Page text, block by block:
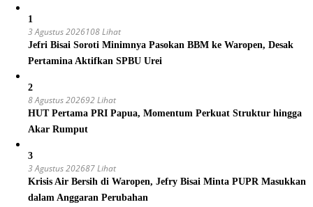
1
3 Agustus 2026108 Lihat
Jefri Bisai Soroti Minimnya Pasokan BBM ke Waropen, Desak
Pertamina Aktifkan SPBU Urei
2
8 Agustus 202692 Lihat
HUT Pertama PRI Papua, Momentum Perkuat Struktur hingga
Akar Rumput
3
3 Agustus 202687 Lihat
Krisis Air Bersih di Waropen, Jefry Bisai Minta PUPR Masukkan
dalam Anggaran Perubahan